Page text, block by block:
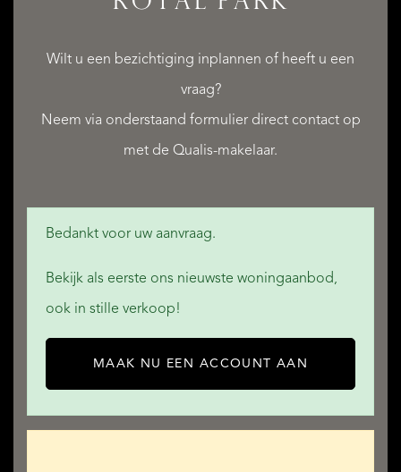
Wilt u een bezichtiging inplannen of heeft u een
vraag?
Neem via onderstaand formulier direct contact op
met de Qualis-makelaar.
Bedankt voor uw aanvraag.
Bekijk als eerste ons nieuwste woningaanbod,
ook in stille verkoop!
MAAK NU EEN ACCOUNT AAN